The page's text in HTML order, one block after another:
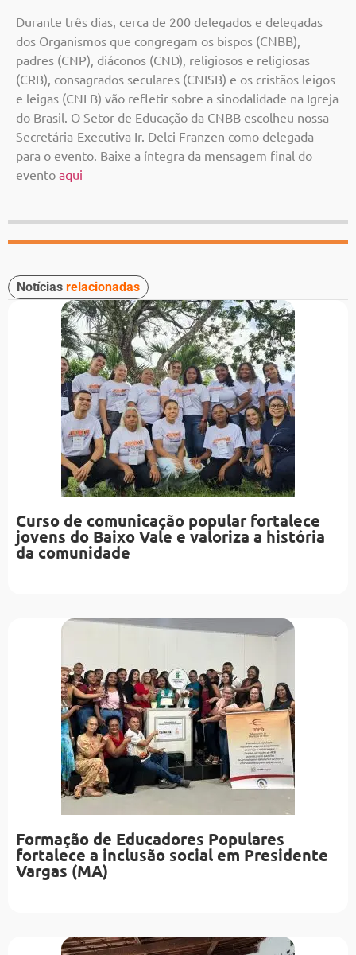
Durante três dias, cerca de 200 delegados e delegadas
dos Organismos que congregam os bispos (CNBB),
padres (CNP), diáconos (CND), religiosos e religiosas
(CRB), consagrados seculares (CNISB) e os cristãos leigos
e leigas (CNLB) vão refletir sobre a sinodalidade na Igreja
do Brasil. O Setor de Educação da CNBB escolheu nossa
Secretária-Executiva Ir. Delci Franzen como delegada
para o evento. Baixe a íntegra da mensagem final do
evento aqui
Notícias relacionadas
Curso de comunicação popular fortalece
jovens do Baixo Vale e valoriza a história
da comunidade
Formação de Educadores Populares
fortalece a inclusão social em Presidente
Vargas (MA)